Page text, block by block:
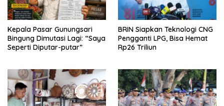
Kepala Pasar Gunungsari
Bingung Dimutasi Lagi: “Saya
Seperti Diputar-putar”
BRIN Siapkan Teknologi CNG
Pengganti LPG, Bisa Hemat
Rp26 Triliun